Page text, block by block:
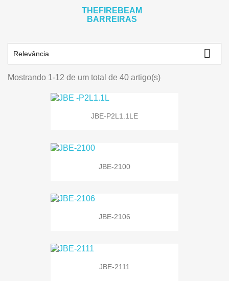
THEFIREBEAM
BARREIRAS
Relevância 
Mostrando 1-12 de um total de 40 artigo(s)
JBE-P2L1.1LE
JBE-2100
JBE-2106
JBE-2111